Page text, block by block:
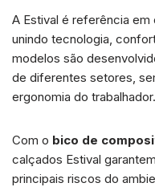
A Estival é referência
unindo tecnologia,
modelos são
de diferentes setores,
ergonomia do trabalhador.
Com o bico de
calçados Estival
principais riscos do